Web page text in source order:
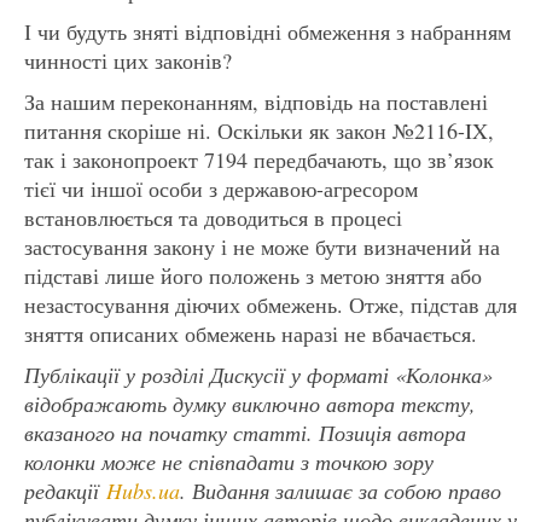
І чи будуть зняті відповідні обмеження з набранням
чинності цих законів?
За нашим переконанням, відповідь на поставлені
питання скоріше ні. Оскільки як закон №2116-IX,
так і законопроект 7194 передбачають, що зв’язок
тієї чи іншої особи з державою-агресором
встановлюється та доводиться в процесі
застосування закону і не може бути визначений на
підставі лише його положень з метою зняття або
незастосування діючих обмежень. Отже, підстав для
зняття описаних обмежень наразі не вбачається.
Публікації у розділі Дискусії у форматі «Колонка»
відображають думку виключно автора тексту,
вказаного на початку статті. Позиція автора
колонки може не співпадати з точкою зору
редакції Hubs.ua. Видання залишає за собою право